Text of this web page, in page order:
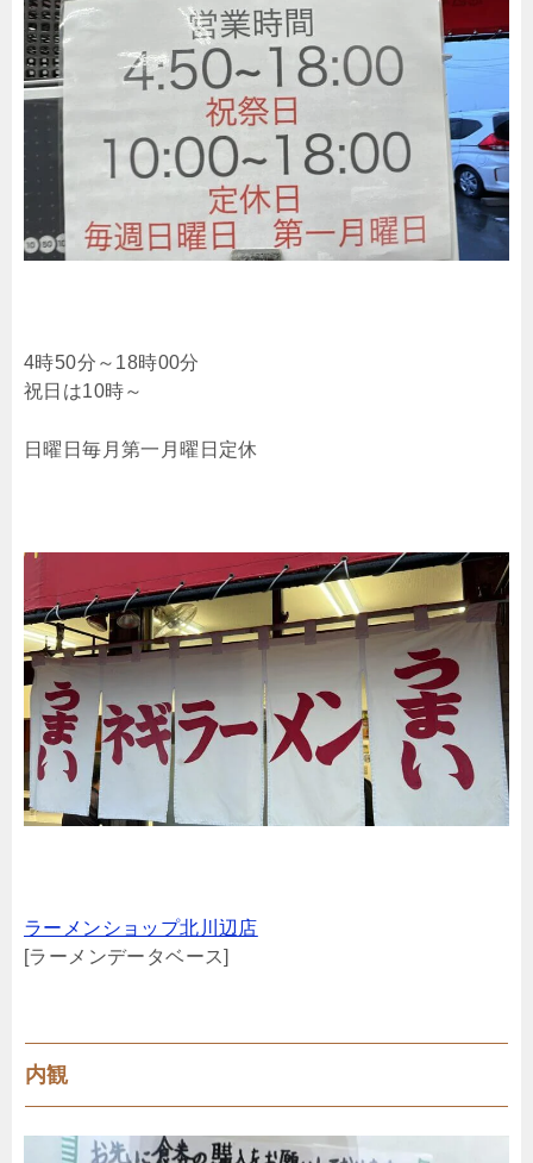
4時50分～18時00分
祝日は10時～
日曜日毎月第一月曜日定休
ラーメンショップ北川辺店
[ラーメンデータベース]
内観